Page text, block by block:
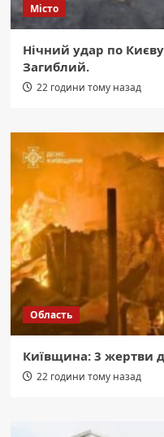
Місто
Нічний удар по
Загиблий.
22 години тому назад
Область
Київщина: 3 жертви
22 години тому назад